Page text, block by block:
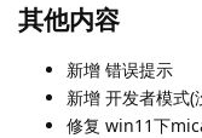
其他内容
新增 错误提示
新增 开发者模式(
修复 win11下